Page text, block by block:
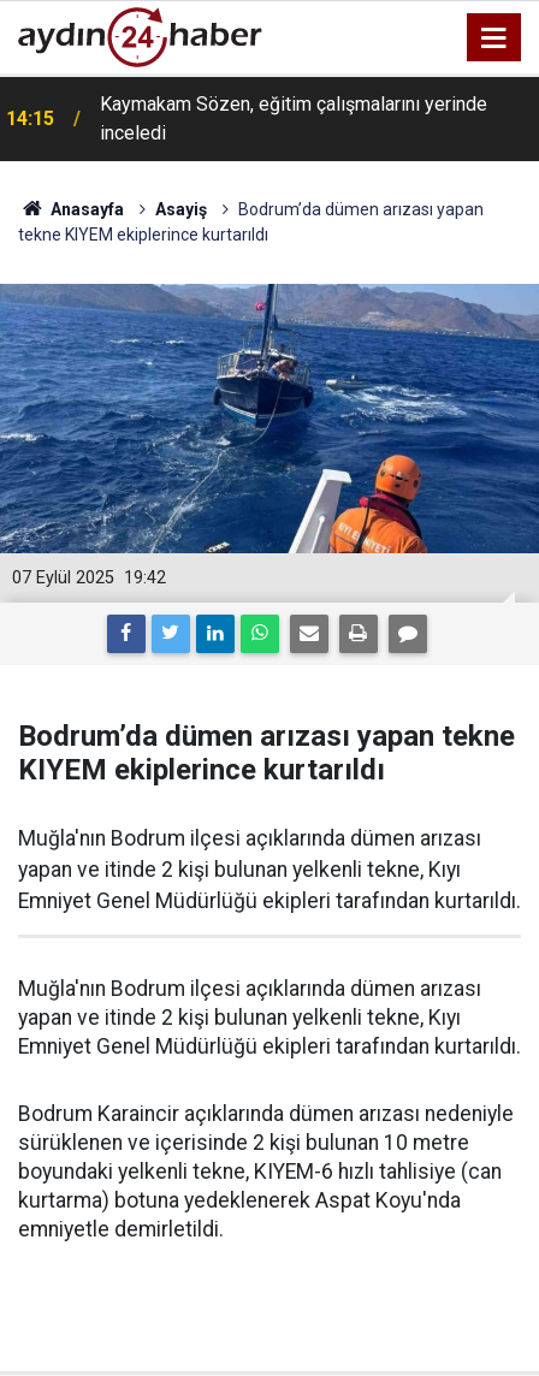
14:15
Kaymakam Sözen, eğitim çalışmalarını yerinde
inceledi
Anasayfa Asayiş
Bodrum’da dümen arızası yapan
tekne KIYEM ekiplerince kurtarıldı
19:42
07 Eylül 2025
Bodrum’da dümen arızası yapan tekne
KIYEM ekiplerince kurtarıldı
Muğla'nın Bodrum ilçesi açıklarında dümen arızası
yapan ve itinde 2 kişi bulunan yelkenli tekne, Kıyı
Emniyet Genel Müdürlüğü ekipleri tarafından kurtarıldı.
Muğla'nın Bodrum ilçesi açıklarında dümen arızası
yapan ve itinde 2 kişi bulunan yelkenli tekne, Kıyı
Emniyet Genel Müdürlüğü ekipleri tarafından kurtarıldı.
Bodrum Karaincir açıklarında dümen arızası nedeniyle
sürüklenen ve içerisinde 2 kişi bulunan 10 metre
boyundaki yelkenli tekne, KIYEM-6 hızlı tahlisiye (can
kurtarma) botuna yedeklenerek Aspat Koyu'nda
emniyetle demirletildi.